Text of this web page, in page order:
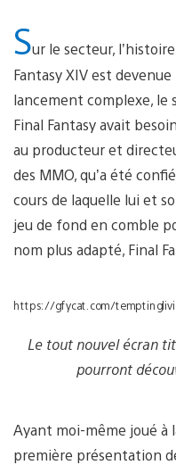
Sur le secteur,
Fantasy XIV est
lancement complexe, le
Final Fantasy avait
au producteur et
des MMO, qu’a été
cours de laquelle lui et
jeu de fond en comble
nom plus adapté, Final
https://gfycat.com/
Le tout nouvel écran
pourront
Ayant moi-même joué à
première présentation